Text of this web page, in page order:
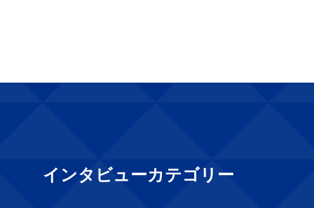
インタビューカテゴリー